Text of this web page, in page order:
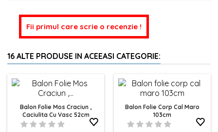
Fii primul care scrie o recenzie !
16 ALTE PRODUSE IN ACEEASI CATEGORIE:
Balon Folie Mos Craciun ,
Caciulita Cu Vasc 52cm
Balon Folie Corp Cal Maro
103cm